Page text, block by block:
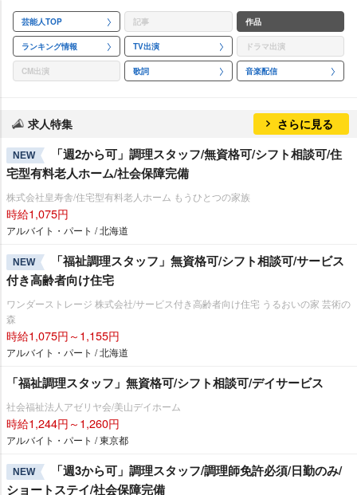
芸能人TOP 記事 作品
ランキング情報 TV出演 ドラマ出演
CM出演 歌詞 音楽配信
求人特集 さらに見る
NEW
「週2から可」調理スタッフ/無資格可/シフト相談可/住
宅型有料老人ホーム/社会保障完備
株式会社皇寿舎/住宅型有料老人ホーム もうひとつの家族
時給1,075円
アルバイト・パート / 北海道
NEW
「福祉調理スタッフ」無資格可/シフト相談可/サービス
付き高齢者向け住宅
ワンダーストレージ 株式会社/サービス付き高齢者向け住宅 うるおいの家 芸術の
森
時給1,075円～1,155円
アルバイト・パート / 北海道
「福祉調理スタッフ」無資格可/シフト相談可/デイサービス
社会福祉法人アゼリヤ会/美山デイホーム
時給1,244円～1,260円
アルバイト・パート / 東京都
NEW
「週3から可」調理スタッフ/調理師免許必須/日勤のみ/
ショートステイ/社会保障完備